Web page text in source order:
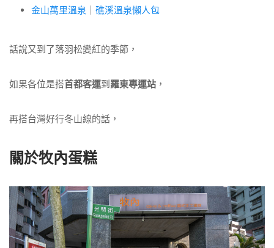
金山萬里溫泉
礁溪溫泉懶人包
話說又到了落羽松變紅的季節，
如果各位是搭首都客運到羅東專運站 ，
再搭台灣好行冬山線的話，
關於牧內蛋糕